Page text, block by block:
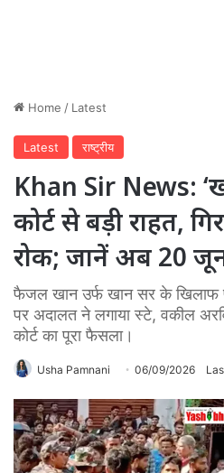
Home / Latest
Latest राष्ट्रीय
Khan Sir News:
कोर्ट से बड़ी राहत,
रोक; जानें अब 20 जून
फैजल खान उर्फ खान सर के खिलाफ
पर अदालत ने लगाया स्टे, वकील
कोर्ट का पूरा फैसला।
Usha Pamnani 06/09/2026